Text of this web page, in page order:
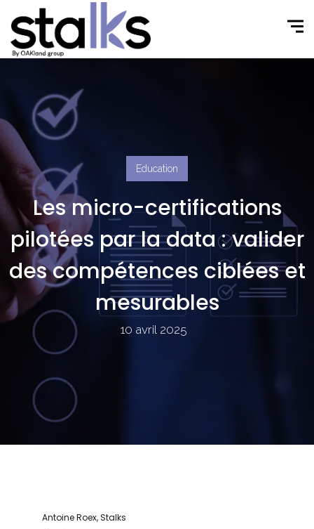
Education
Les micro-certifications
pilotées par la data : valider
des compétences ciblées et
mesurables
10 avril 2025
Antoine Roex, Stalks